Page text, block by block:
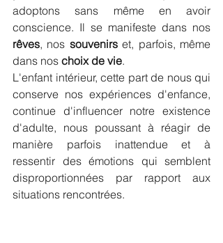
adoptons sans même en avoir
rêves, nos souvenirs et, parfois, même
dans nos choix de vie.
L'enfant intérieur, cette part de nous qui
conserve nos expériences d'enfance,
continue d'influencer notre existence
d'adulte, nous poussant à réagir de
manière parfois inattendue et à
ressentir des émotions qui semblent
disproportionnées par rapport aux
situations rencontrées.